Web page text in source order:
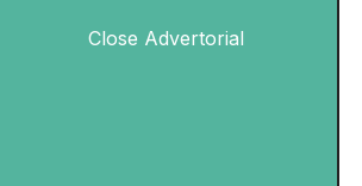
Close Advertorial